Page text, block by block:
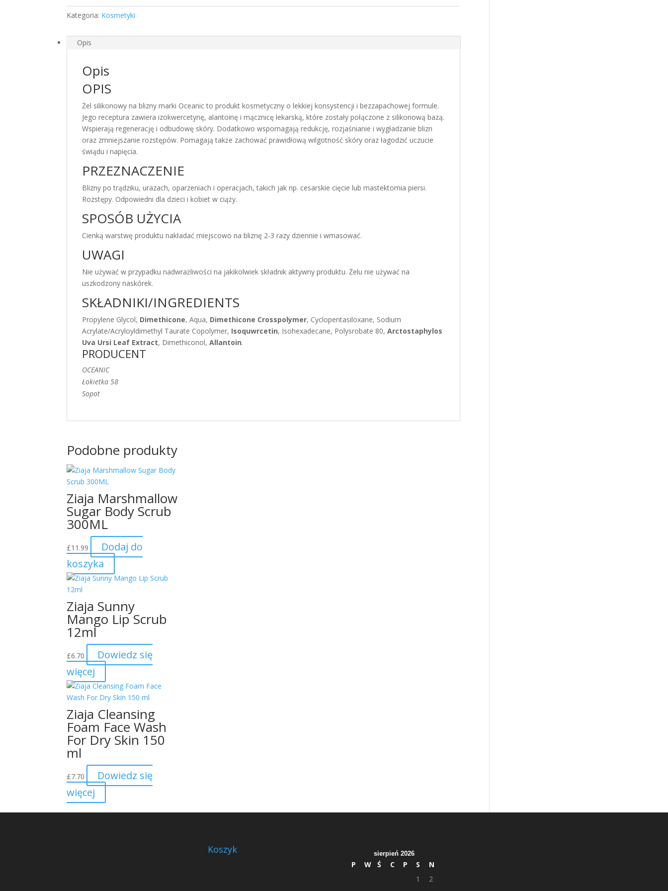
30
G
Kategoria: Kosmetyki
Opis
Opis
OPIS
Żel silikonowy na blizny marki Oceanic to produkt kosmetyczny o lekkiej konsystencji i bezzapachowej formule.
Jego receptura zawiera izokwercetynę, alantoinę i mącznicę lekarską, które zostały połączone z silikonową bazą.
Wspierają regenerację i odbudowę skóry. Dodatkowo wspomagają redukcję, rozjaśnianie i wygładzanie blizn
oraz zmniejszanie rozstępów. Pomagają także zachować prawidłową wilgotność skóry oraz łagodzić uczucie
świądu i napięcia.
PRZEZNACZENIE
Blizny po trądziku, urazach, oparzeniach i operacjach, takich jak np. cesarskie cięcie lub mastektomia piersi.
Rozstępy. Odpowiedni dla dzieci i kobiet w ciąży.
SPOSÓB UŻYCIA
Cienką warstwę produktu nakładać miejscowo na bliznę 2-3 razy dziennie i wmasować.
UWAGI
Nie używać w przypadku nadwrażliwości na jakikolwiek składnik aktywny produktu. Żelu nie używać na
uszkodzony naskórek.
SKŁADNIKI/INGREDIENTS
Propylene Glycol, Dimethicone, Aqua, Dimethicone Crosspolymer, Cyclopentasiloxane, Sodium
Acrylate/Acryloyldimethyl Taurate Copolymer, Isoquwrcetin, Isohexadecane, Polysrobate 80,Arctostaphylos
Uva Ursi Leaf Extract, Dimethiconol,Allantoin.
PRODUCENT
OCEANIC
Łokietka 58
Sopot
Podobne produkty
Ziaja Marshmallow
Sugar Body Scrub
300ML
£11.99
Dodaj do
koszyka
Ziaja Sunny
Mango Lip Scrub
12ml
£6.70
Dowiedz się
więcej
Ziaja Cleansing
Foam Face Wash
For Dry Skin 150
ml
£7.70
Dowiedz się
więcej
Koszyk sierpień 2026
P W Ś C P S
N
1
2